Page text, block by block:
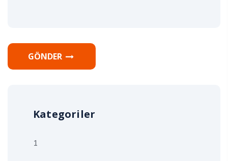
GÖNDER
Kategoriler
1